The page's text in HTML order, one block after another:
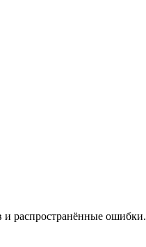
и распространённые ошибки.